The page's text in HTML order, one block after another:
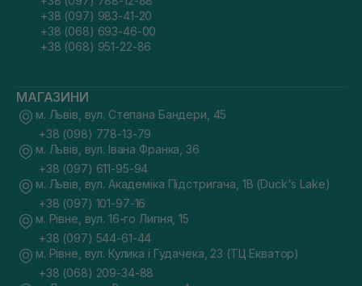
+38 (097) 983-41-20
+38 (068) 693-46-00
+38 (068) 951-22-86
МАГАЗИНИ
м. Львів, вул. Степана Бандери, 45
+38 (098) 778-13-79
м. Львів, вул. Івана Франка, 36
+38 (097) 611-95-94
м. Львів, вул. Академіка Підстригача, 1В (Duck's Lake)
+38 (097) 101-97-16
м. Рівне, вул. 16-го Липня, 15
+38 (097) 544-61-44
м. Рівне, вул. Кулика і Гудачека, 23 (ТЦ Екватор)
+38 (068) 209-34-88